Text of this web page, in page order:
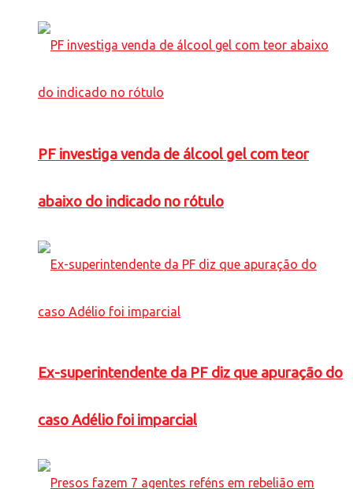
PF investiga venda de álcool gel com teor
abaixo do indicado no rótulo
Ex-superintendente da PF diz que apuração do
caso Adélio foi imparcial